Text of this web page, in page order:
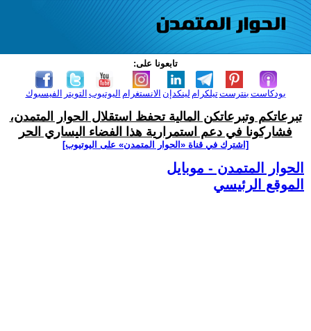
تابعونا على:
الفيسبوك التويتر اليوتيوب الانستغرام لينكدإن تيلكرامبنترست بودكاست
تبرعاتكم وتبرعاتكن المالية تحفظ استقلال الحوار المتمدن،
فشاركونا في دعم استمرارية هذا الفضاء اليساري الحر
[اشترك في قناة ‫«الحوار المتمدن» على اليوتيوب]
الحوار المتمدن - موبايل
الموقع الرئيسي